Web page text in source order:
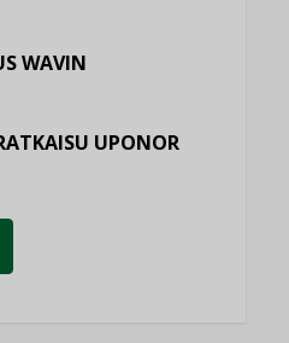
WAVIN
UPONOR